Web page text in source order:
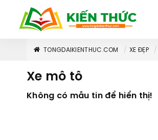
TONGDAIKIENTHUC.COM XE ĐẸP
Xe mô tô
Không có mẫu tin để hiển thị!